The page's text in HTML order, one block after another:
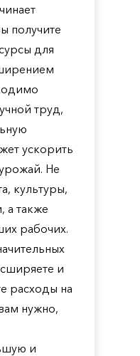
получите
для
труд,
ускорить
Не
культуры,
а также
рабочих.
и
расходы на
нужно,
и